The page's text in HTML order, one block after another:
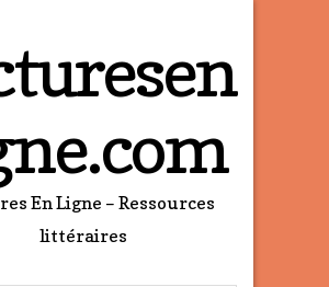
En Ligne – Ressources
littéraires